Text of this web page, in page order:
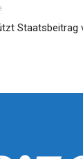
Staatsbeitrag